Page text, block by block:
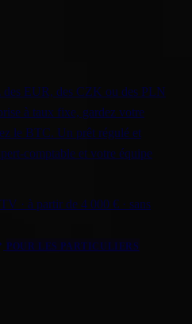
des EUR, des CZK ou des PLN
à taux fixe, gardez votre
le BTC. Un prêt régulé et
comptable et votre équipe
· à partir de 4 000 € · sans
POUR LES PARTICULIERS